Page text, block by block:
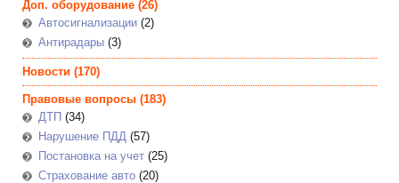
Доп. оборудование (26)
Автосигнализации (2)
Антирадары (3)
Новости (170)
Правовые вопросы (183)
ДТП (34)
Нарушение ПДД (57)
Постановка на учет (25)
Страхование авто (20)